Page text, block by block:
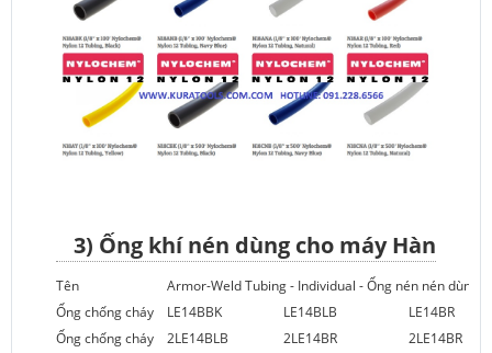
3) Ống khí nén dùng cho máy Hàn
Tên
Armor-Weld Tubing - Individual - Ống nén nén dùng
Ống chống cháy
LE14BBK LE14BLB
LE14BR
Ống chống cháy
2LE14BLB 2LE14BR
2LE14BR